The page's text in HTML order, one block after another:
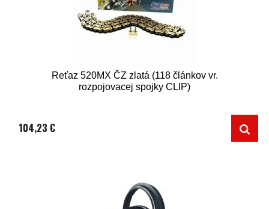
Reťaz 520MX ČZ zlatá (118 článkov vr.
rozpojovacej spojky CLIP)
104,23 €